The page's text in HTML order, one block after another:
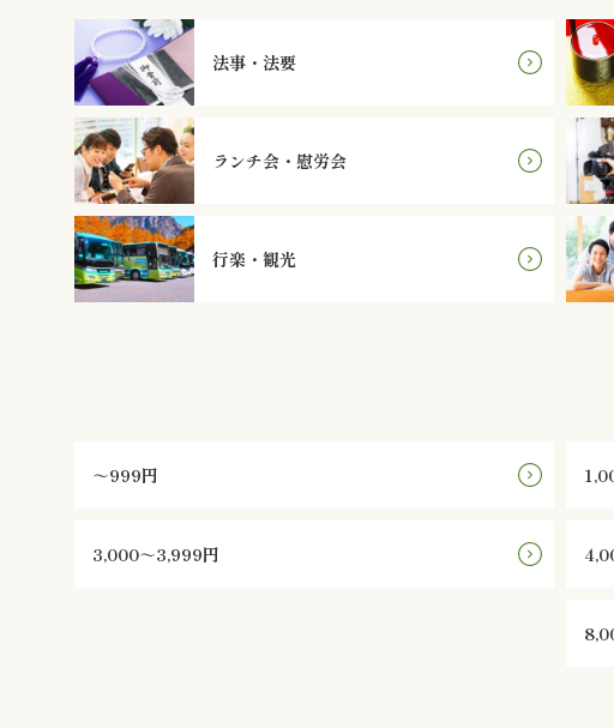
法事・法要
ランチ会・慰労会
行楽・観光
～999円
3,000～3,999円